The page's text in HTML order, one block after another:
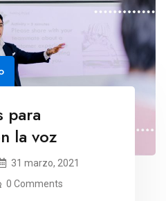
de un
para
la voz
31 marzo, 2021
0 Comments